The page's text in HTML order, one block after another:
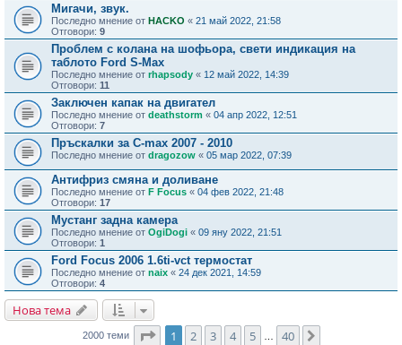
Мигачи, звук.
Последно мнение от HACKO « 21 май 2022, 21:58
Отговори: 9
Проблем с колана на шофьора, свети индикация на
таблото Ford S-Max
Последно мнение от rhapsody « 12 май 2022, 14:39
Отговори: 11
Заключен капак на двигател
Последно мнение от deathstorm « 04 апр 2022, 12:51
Отговори: 7
Пръскалки за C-max 2007 - 2010
Последно мнение от dragozow « 05 мар 2022, 07:39
Антифриз смяна и доливане
Последно мнение от F Focus « 04 фев 2022, 21:48
Отговори: 17
Мустанг задна камера
Последно мнение от OgiDogi « 09 яну 2022, 21:51
Отговори: 1
Ford Focus 2006 1.6ti-vct термостат
Последно мнение от naix « 24 дек 2021, 14:59
Отговори: 4
Нова тема
2000 теми Страница1 от
1 2 3 4 5 40